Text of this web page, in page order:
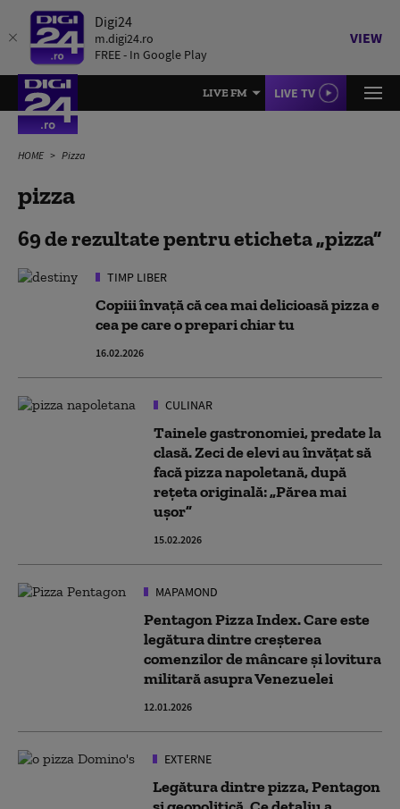
Digi24
m.digi24.ro
FREE - In Google Play
VIEW
LIVE FM LIVE TV
HOME Pizza
pizza
69 de rezultate pentru eticheta pizza
TIMP LIBER
Copiii învață că cea mai delicioasă pizza e
cea pe care o prepari chiar tu
16.02.2026
CULINAR
Tainele gastronomiei, predate la
clasă. Zeci de elevi au învățat să
facă pizza napoletană, după
rețeta originală: „Părea mai
ușor”
15.02.2026
MAPAMOND
Pentagon Pizza Index. Care este
legătura dintre creșterea
comenzilor de mâncare și lovitura
militară asupra Venezuelei
12.01.2026
EXTERNE
Legătura dintre pizza, Pentagon